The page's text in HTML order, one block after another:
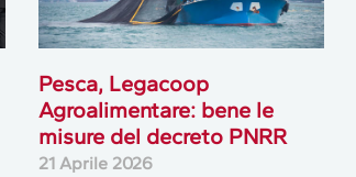
Pesca, Legacoop
Agroalimentare: bene le
misure del decreto PNRR
21 Aprile 2026